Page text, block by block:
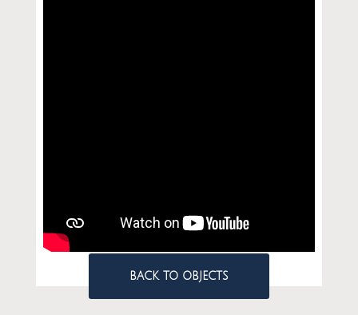
BACK TO OBJECTS